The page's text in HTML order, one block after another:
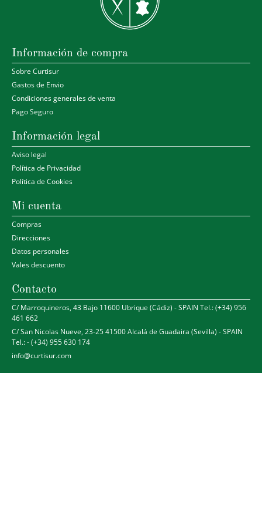
Información de compra
Sobre Curtisur
Gastos de Envio
Condiciones generales de venta
Pago Seguro
Información legal
Aviso legal
Política de Privacidad
Política de Cookies
Mi cuenta
Compras
Direcciones
Datos personales
Vales descuento
Contacto
C/ Marroquineros, 43 Bajo 11600 Ubrique (Cádiz) - SPAIN Tel.: (+34) 956
461 662
C/ San Nicolas Nueve, 23-25 41500 Alcalá de Guadaira (Sevilla) - SPAIN
Tel.: - (+34) 955 630 174
info@curtisur.com